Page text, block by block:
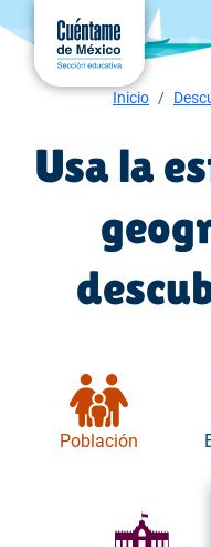
Ir al
contenido
principal
Menú del sitio
Menú de
Inicio
Usa la
Población